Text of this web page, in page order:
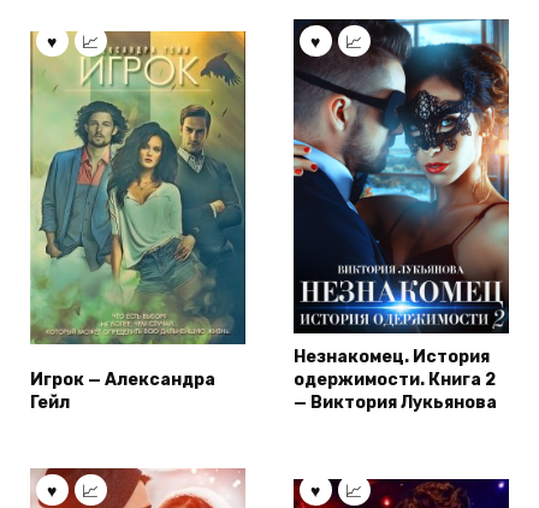
Игрок — Александра
Гейл
Незнакомец. История
одержимости. Книга 2
— Виктория Лукьянова